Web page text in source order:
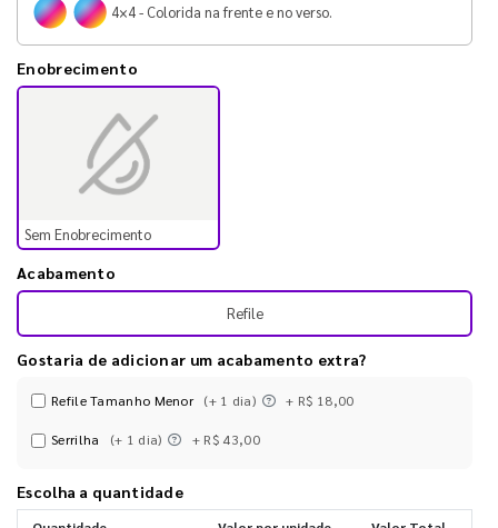
4×4 - Colorida na frente e no verso.
Enobrecimento
Sem Enobrecimento
Acabamento
Refile
Gostaria de adicionar um acabamento extra?
Refile Tamanho Menor (+ 1 dia) + R$ 18,00
Serrilha (+ 1 dia) + R$ 43,00
Escolha a quantidade